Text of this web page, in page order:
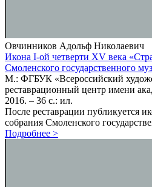
Овчинников Адольф Николаевич
Икона I-ой четверти XV века
Смоленского государственного
М.: ФГБУК «Всероссийский
реставрационный центр имени
2016. – 36 с.: ил.
После реставрации публикуется
собрания Смоленского
Подробнее >